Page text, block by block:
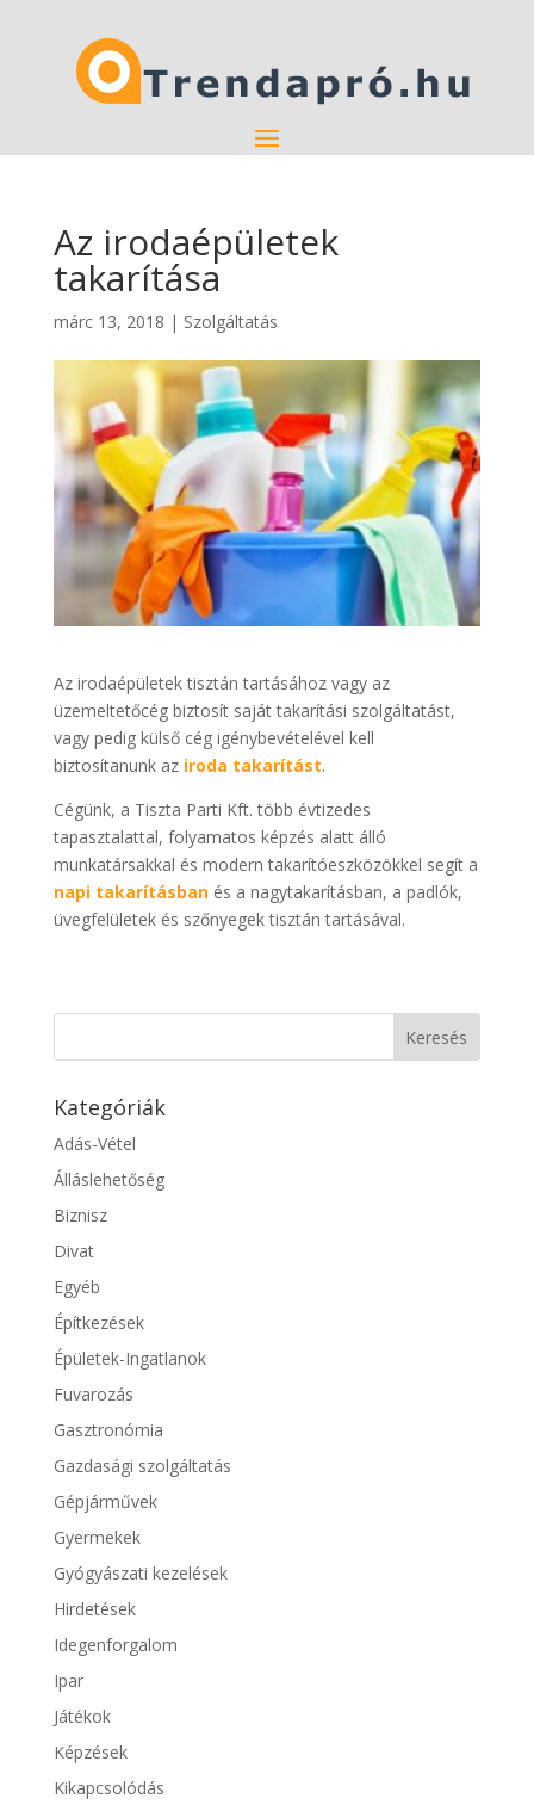
Az irodaépületek
takarítása
márc 13, 2018 | Szolgáltatás
Az irodaépületek tisztán tartásához vagy az
üzemeltetőcég biztosít saját takarítási szolgáltatást,
vagy pedig külső cég igénybevételével kell
biztosítanunk az iroda takarítást.
Cégünk, a Tiszta Parti Kft. több évtizedes
tapasztalattal, folyamatos képzés alatt álló
munkatársakkal és modern takarítóeszközökkel segít a
napi takarításbanés a nagytakarításban, a padlók,
üvegfelületek és szőnyegek tisztán tartásával.
Kategóriák
Adás-Vétel
Álláslehetőség
Biznisz
Divat
Egyéb
Építkezések
Épületek-Ingatlanok
Fuvarozás
Gasztronómia
Gazdasági szolgáltatás
Gépjárművek
Gyermekek
Gyógyászati kezelések
Hirdetések
Idegenforgalom
Ipar
Játékok
Képzések
Kikapcsolódás